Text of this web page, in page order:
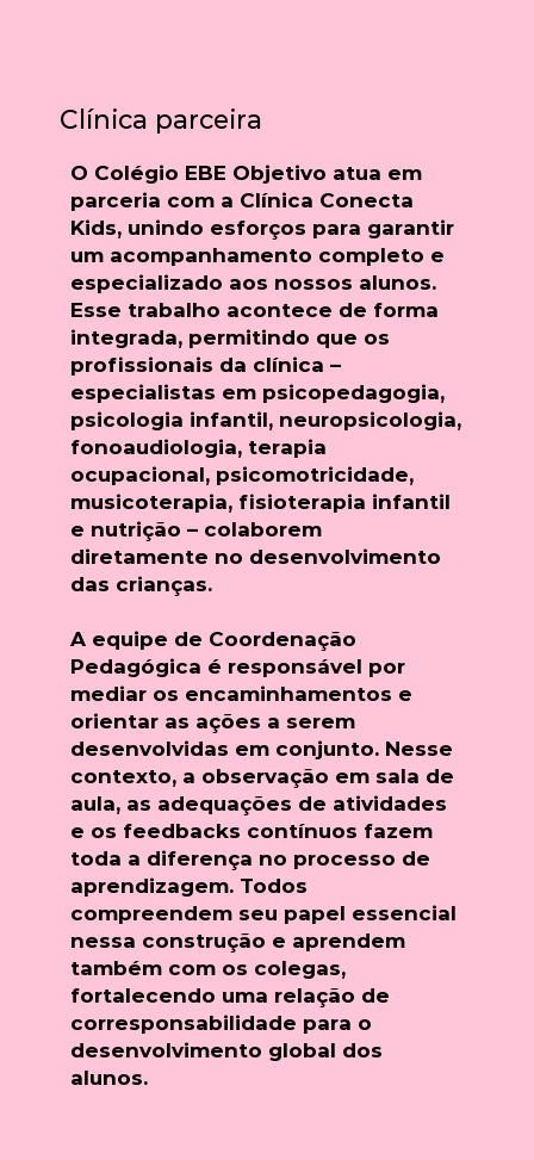
Clínica parceira
O Colégio EBE Objetivo atua em
parceria com a Clínica Conecta
Kids, unindo esforços para garantir
um acompanhamento completo e
especializado aos nossos alunos.
Esse trabalho acontece de forma
integrada, permitindo que os
profissionais da clínica –
especialistas em psicopedagogia,
psicologia infantil, neuropsicologia,
fonoaudiologia, terapia
ocupacional, psicomotricidade,
musicoterapia, fisioterapia infantil
e nutrição – colaborem
diretamente no desenvolvimento
das crianças.
A equipe de Coordenação
Pedagógica é responsável por
mediar os encaminhamentos e
orientar as ações a serem
desenvolvidas em conjunto. Nesse
contexto, a observação em sala de
aula, as adequações de atividades
e os feedbacks contínuos fazem
toda a diferença no processo de
aprendizagem. Todos
compreendem seu papel essencial
nessa construção e aprendem
também com os colegas,
fortalecendo uma relação de
corresponsabilidade para o
desenvolvimento global dos
alunos.